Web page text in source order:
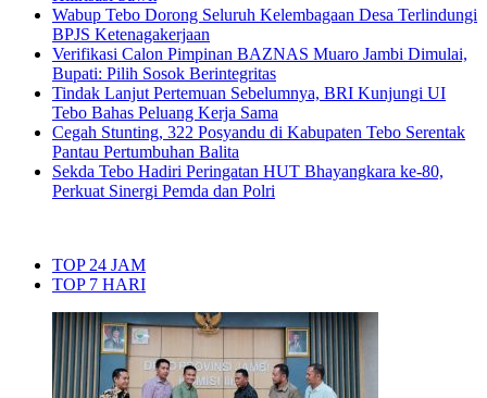
Wabup Tebo Dorong Seluruh Kelembagaan Desa Terlindungi
BPJS Ketenagakerjaan
Verifikasi Calon Pimpinan BAZNAS Muaro Jambi Dimulai,
Bupati: Pilih Sosok Berintegritas
Tindak Lanjut Pertemuan Sebelumnya, BRI Kunjungi UI
Tebo Bahas Peluang Kerja Sama
Cegah Stunting, 322 Posyandu di Kabupaten Tebo Serentak
Pantau Pertumbuhan Balita
Sekda Tebo Hadiri Peringatan HUT Bhayangkara ke-80,
Perkuat Sinergi Pemda dan Polri
TOP 24 JAM
TOP 7 HARI